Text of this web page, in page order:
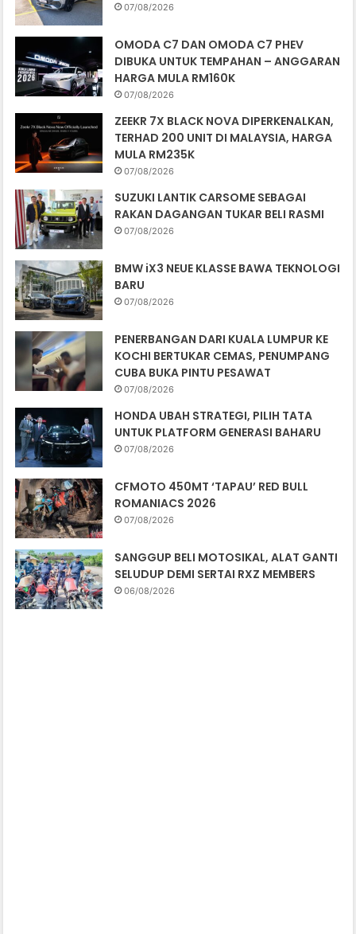
07/08/2026
OMODA C7 DAN OMODA C7 PHEV
DIBUKA UNTUK TEMPAHAN – ANGGARAN
HARGA MULA RM160K
07/08/2026
ZEEKR 7X BLACK NOVA DIPERKENALKAN,
TERHAD 200 UNIT DI MALAYSIA, HARGA
MULA RM235K
07/08/2026
SUZUKI LANTIK CARSOME SEBAGAI
RAKAN DAGANGAN TUKAR BELI RASMI
07/08/2026
BMW iX3 NEUE KLASSE BAWA TEKNOLOGI
BARU
07/08/2026
PENERBANGAN DARI KUALA LUMPUR KE
KOCHI BERTUKAR CEMAS, PENUMPANG
CUBA BUKA PINTU PESAWAT
07/08/2026
HONDA UBAH STRATEGI, PILIH TATA
UNTUK PLATFORM GENERASI BAHARU
07/08/2026
CFMOTO 450MT ‘TAPAU’ RED BULL
ROMANIACS 2026
07/08/2026
SANGGUP BELI MOTOSIKAL, ALAT GANTI
SELUDUP DEMI SERTAI RXZ MEMBERS
06/08/2026